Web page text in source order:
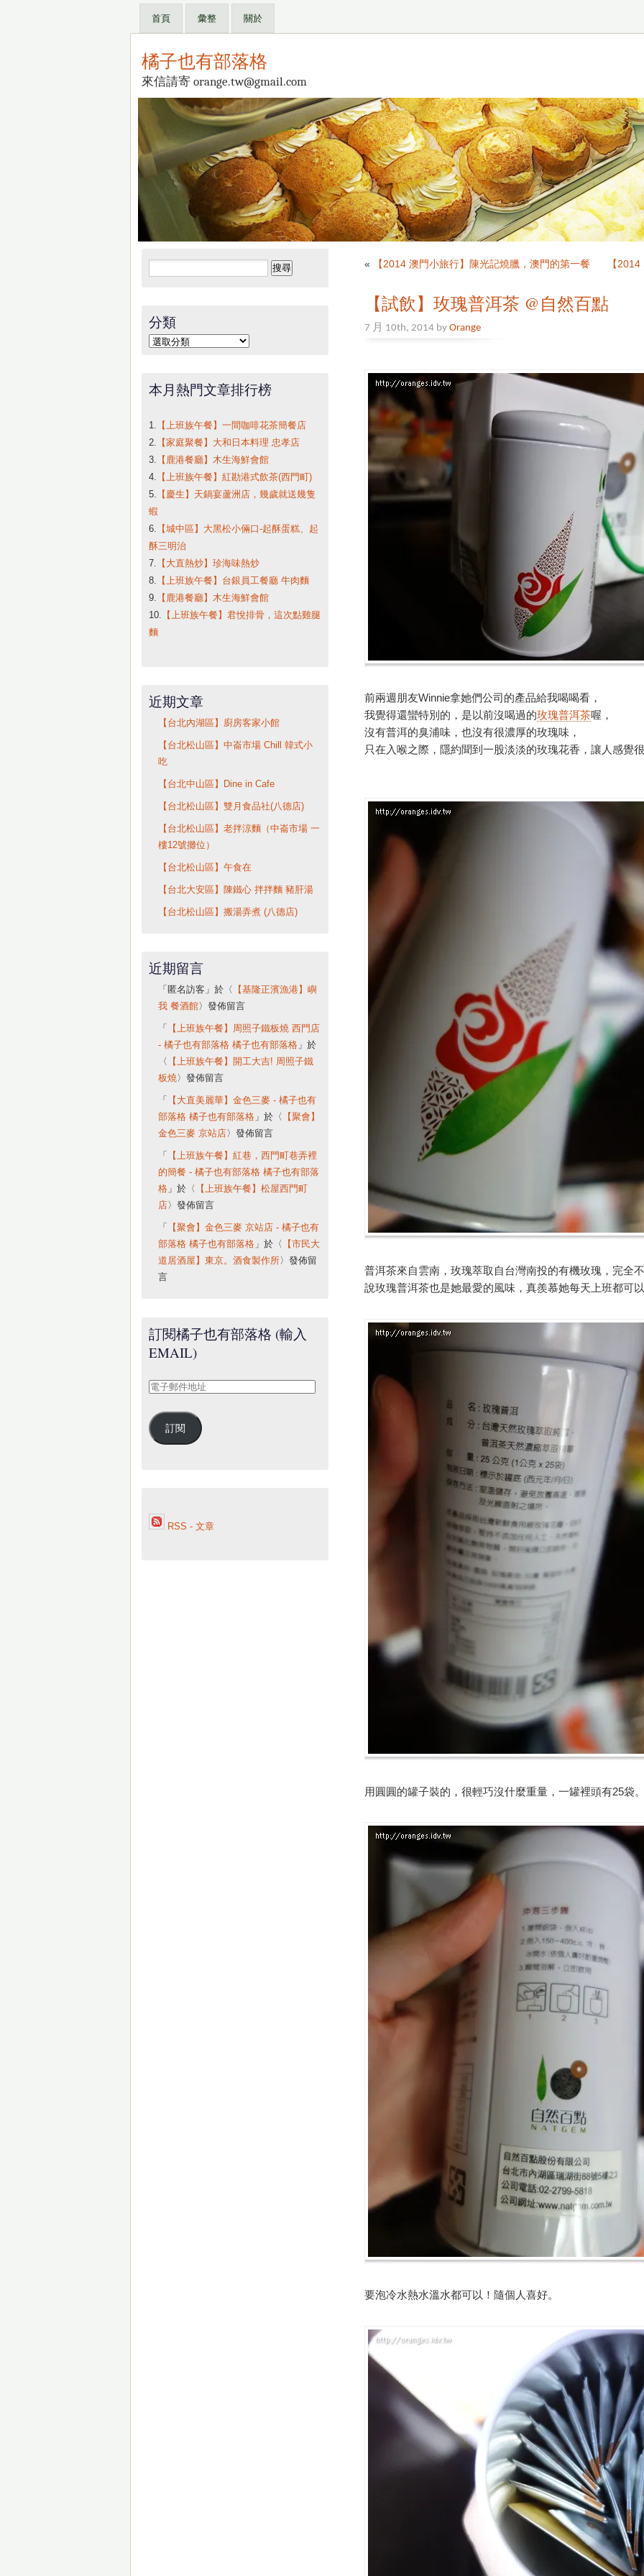
首頁 彙整 關於
橘子也有部落格
來信請寄 orange.tw@gmail.com
« 【2014 澳門小旅行】陳光記燒臘，澳門的第一餐 【
【試飲】玫瑰普洱茶 @自然百點
7 月 10th, 2014 byOrange
前兩週朋友Winnie拿她們公司的產品給我喝喝看，
我覺得還蠻特別的，是以前沒喝過的玫瑰普洱茶喔，
沒有普洱的臭浦味，也沒有很濃厚的玫瑰味，
只在入喉之際，隱約聞到一股淡淡的玫瑰花香，讓人感覺
普洱茶來自雲南，玫瑰萃取自台灣南投的有機玫瑰，完全
說玫瑰普洱茶也是她最愛的風味，真羨慕她每天上班都可
用圓圓的罐子裝的，很輕巧沒什麼重量，一罐裡頭有25袋
要泡冷水熱水溫水都可以！隨個人喜好。
搜
尋
字:
分類
分
本月熱門文章排行榜
1. 【上班族午餐】一間咖啡花茶簡餐店
2. 【家庭聚餐】大和日本料理 忠孝店
3. 【鹿港餐廳】木生海鮮會館
4. 【上班族午餐】紅勘港式飲茶(西門町)
5. 【慶生】天鍋宴蘆洲店，幾歲就送幾隻
蝦
6. 【城中區】大黑松小倆口-起酥蛋糕、起
酥三明治
7. 【大直熱炒】珍海味熱炒
8. 【上班族午餐】台銀員工餐廳 牛肉麵
9. 【鹿港餐廳】木生海鮮會館
10. 【上班族午餐】君悅排骨，這次點雞腿
麵
近期文章
【台北內湖區】廚房客家小館
【台北松山區】中崙市場 Chill 韓式小
吃
【台北中山區】Dine in Cafe
【台北松山區】雙月食品社(八德店)
【台北松山區】老拌涼麵（中崙市場 一
樓12號攤位）
【台北松山區】午食在
【台北大安區】陳鐵心 拌拌麵 豬肝湯
【台北松山區】搬湯弄煮 (八德店)
近期留言
「 匿名訪客 」於〈
【基隆正濱漁港】嶼
我 餐酒館〉發佈留言
「
【上班族午餐】周照子鐵板燒 西門店
- 橘子也有部落格 橘子也有部落格」於
〈
【上班族午餐】開工大吉! 周照子鐵
板燒〉發佈留言
「
【大直美麗華】金色三麥 - 橘子也有
部落格 橘子也有部落格」於〈
【聚會】
金色三麥 京站店 〉發佈留言
「
【上班族午餐】紅巷，西門町巷弄裡
的簡餐 - 橘子也有部落格 橘子也有部落
格」於〈
【上班族午餐】松屋西門町
店 〉發佈留言
「
【聚會】金色三麥 京站店 - 橘子也有
部落格 橘子也有部落格」於〈
【市民大
道居酒屋】東京。酒食製作所〉發佈留
言
訂閱橘子也有部落格 (輸入
EMAIL)
電
郵
件
訂閱
RSS - 文章